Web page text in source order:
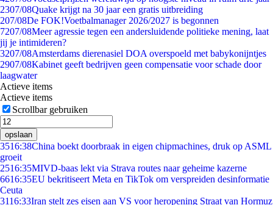
2307/08Quake krijgt na 30 jaar een gratis uitbreiding
207/08De FOK!Voetbalmanager 2026/2027 is begonnen
7207/08Meer agressie tegen een andersluidende politieke mening, laat
jij je intimideren?
3207/08Amsterdams dierenasiel DOA overspoeld met babykonijntjes
2907/08Kabinet geeft bedrijven geen compensatie voor schade door
laagwater
Actieve items
Actieve items
Scrollbar gebruiken
opslaan
3516:38China boekt doorbraak in eigen chipmachines, druk op ASML
groeit
2516:35MIVD-baas lekt via Strava routes naar geheime kazerne
6616:35EU bekritiseert Meta en TikTok om verspreiden desinformatie
Ceuta
3116:33Iran stelt zes eisen aan VS voor heropening Straat van Hormuz